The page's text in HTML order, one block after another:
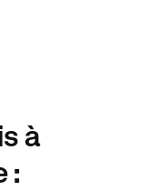
à
: